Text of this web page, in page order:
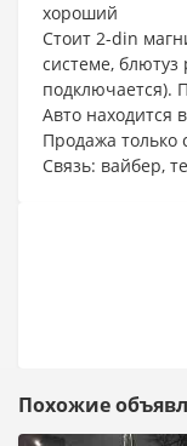
хороший
Стоит 2-din
системе, блютуз
подключается).
Авто находится
Продажа только
Связь: вайбер,
Похожие